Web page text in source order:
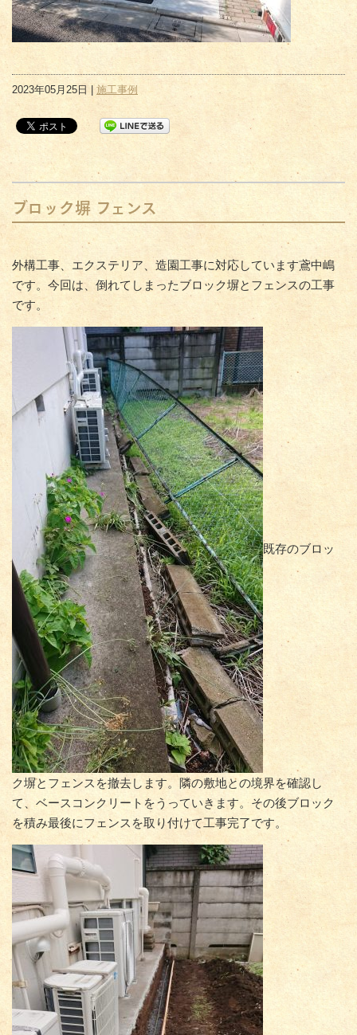
2023年05月25日 | 施工事例
ブロック塀 フェンス
外構工事、エクステリア、造園工事に対応しています鳶中嶋
です。今回は、倒れてしまったブロック塀とフェンスの工事
です。
既存のブロッ
ク塀とフェンスを撤去します。隣の敷地との境界を確認し
て、ベースコンクリートをうっていきます。その後ブロック
を積み最後にフェンスを取り付けて工事完了です。